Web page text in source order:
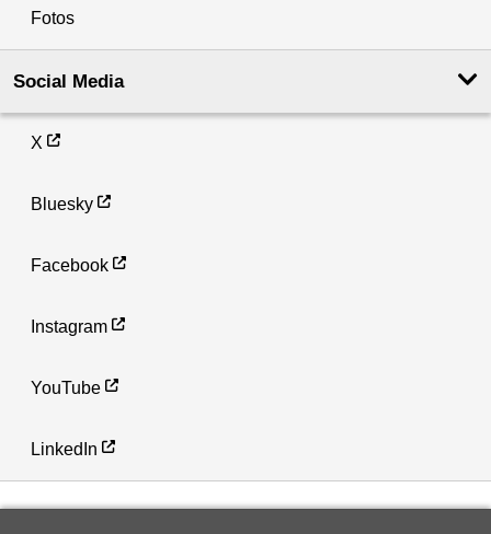
Fotos
Social Media
X
Bluesky
Facebook
Instagram
YouTube
LinkedIn